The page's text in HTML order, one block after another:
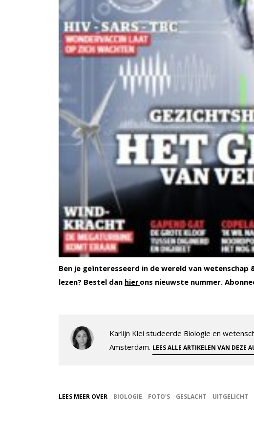
Ben je geïnteresseerd in de wereld van
lezen? Bestel dan hier ons nieuwste nummer.
Karlijn Klei studeerde Biologie en
Amsterdam. LEES ALLE ARTIKELEN VAN DEZE
LEES MEER OVER BIOLOGIE FOTO'S GESLACHT UITGELICHT